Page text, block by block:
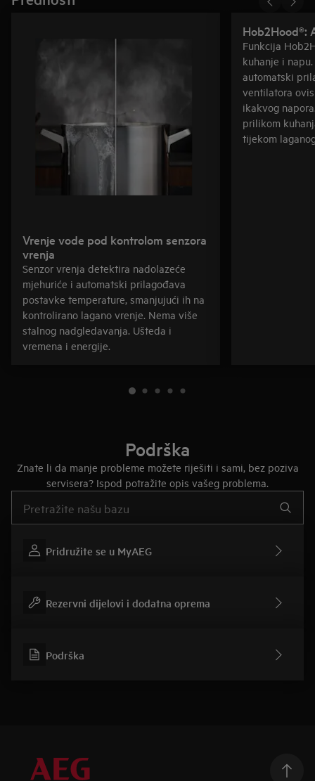
Vrenje vode pod kontrolom senzora
vrenja
Senzor vrenja detektira nadolazeće
mjehuriće i automatski prilagođava
postavke temperature, smanjujući ih na
kontrolirano lagano vrenje. Nema više
stalnog nadgledavanja. Ušteda i
vremena i energije.
Hob2Hood®:
Funkcija
kuhanje i
automatski
ventilatora
ikakvog
prilikom
tijekom
Podrška
Znate li da manje probleme možete riješiti i sami, bez poziva
servisera? Ispod potražite opis vašeg problema.
Pridružite se u MyAEG
Rezervni dijelovi i dodatna oprema
Podrška